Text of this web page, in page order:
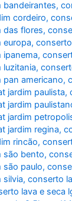
bandeirantes,
cordeiro,
das flores,
europa,
ipanema,
luzitania,
americano,
jardim paulista,
jardim
jardim
jardim regina,
rincão,
são bento,
são paulo,
silvia,conserto
lava e seca